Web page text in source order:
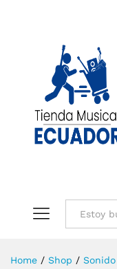
Home / Shop / Sonido